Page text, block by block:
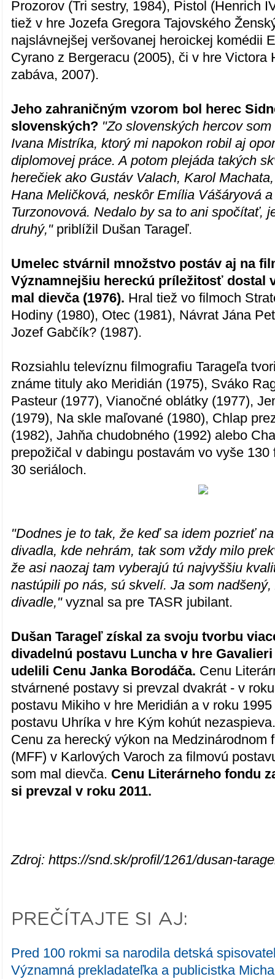
Prozorov (Tri sestry, 1984), Pistol (Henrich
tiež v hre Jozefa Gregora Tajovského
najslávnejšej veršovanej heroickej komédii
Cyrano z Bergeracu (2005), či v hre Victora
zabáva, 2007).
Jeho zahraničným vzorom bol herec
slovenských? "Zo slovenských hercov
Ivana Mistríka, ktorý mi napokon robil aj
diplomovej práce. A potom plejáda takých
herečiek ako Gustáv Valach, Karol
Hana Meličková, neskôr Emília Vášáryová
Turzonovová. Nedalo by sa to ani spočítať,
druhý,"priblížil Dušan Tarageľ.
Umelec stvárnil množstvo postáv aj na
Významnejšiu hereckú príležitosť dostal
mal dievča (1976). Hral tiež vo filmoch
Hodiny (1980), Otec (1981), Návrat Jána
Jozef Gabčík? (1987).
Rozsiahlu televíznu filmografiu Tarageľa
známe tituly ako Meridián (1975), Sváko
Pasteur (1977), Vianočné oblátky (1977),
(1979), Na skle maľované (1980), Chlap
(1982), Jahňa chudobného (1992) alebo
prepožičal v dabingu postavám vo vyše
30 seriáloch.
"Dodnes je to tak, že keď sa idem pozrieť
divadla, kde nehrám, tak som vždy milo
že asi naozaj tam vyberajú tú najvyššiu
nastúpili po nás, sú skvelí. Ja som
divadle,"vyznal sa pre TASR jubilant.
Dušan Tarageľ získal za svoju tvorbu
divadelnú postavu Luncha v hre
udelili Cenu Janka Borodáča. Cenu
stvárnené postavy si prevzal dvakrát - v
postavu Mikiho v hre Meridián a v roku
postavu Uhríka v hre Kým kohút
Cenu za herecký výkon na Medzinárodnom
(MFF) v Karlových Varoch za filmovú
som mal dievča. Cenu Literárneho fondu
si prevzal v roku 2011.
Zdroj: https://snd.sk/profil/1261/dusan-
PREČÍTAJTE SI AJ:
Pred 100 rokmi sa narodila detská
Významná prekladateľka a publicistka